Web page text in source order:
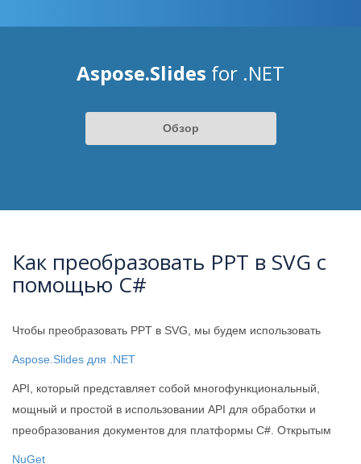
Aspose.Slides for .NET
Обзор
Как преобразовать PPT в SVG с
помощью C#
Чтобы преобразовать PPT в SVG, мы будем использовать
Aspose.Slides для .NET
API, который представляет собой многофункциональный,
мощный и простой в использовании API для обработки и
преобразования документов для платформы C#. Открытым
NuGet